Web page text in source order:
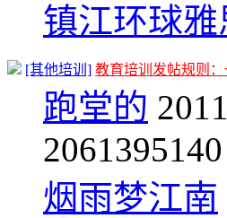
镇江环球雅
[其他培训] 教育培训发帖规则
跑堂的
2061395140
烟雨梦江南